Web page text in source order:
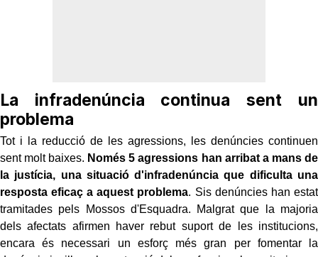
La infradenúncia continua sent un
problema
Tot i la reducció de les agressions, les denúncies continuen
sent molt baixes. Només 5 agressions han arribat a mans de
la justícia, una situació d'infradenúncia que dificulta una
resposta eficaç a aquest problema. Sis denúncies han estat
tramitades pels Mossos d'Esquadra.
Malgrat que la majoria
dels afectats afirmen haver rebut suport de lesinstitucions,
encara és necessari un esforç més gran per fomentar la